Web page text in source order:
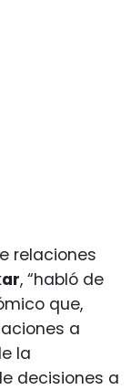
relaciones
, “habló de
que,
a
la
decisiones a